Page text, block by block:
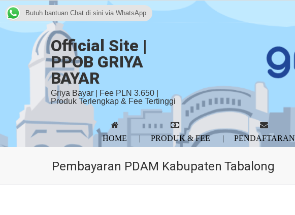
Official Site |
PPOB GRIYA
BAYAR
Griya Bayar | Fee PLN 3.650 |
Produk Terlengkap & Fee Tertinggi
HOME PRODUK & FEE PENDAFTARAN
Pembayaran PDAM Kabupaten Tabalong
Butuh bantuan Chat di sini via WhatsApp